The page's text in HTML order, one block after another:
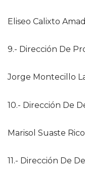
Eliseo Calixto
9.- Dirección De
Jorge Montecillo
10.- Dirección De
Marisol Suaste Rico
11.- Dirección De